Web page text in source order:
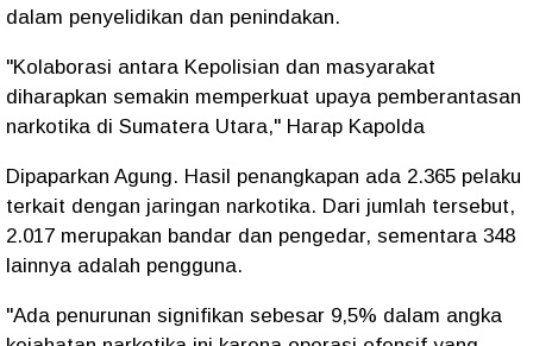
dalam penyelidikan dan penindakan.
"Kolaborasi antara Kepolisian dan masyarakat
diharapkan semakin memperkuat upaya pemberantasan
narkotika di Sumatera Utara," Harap Kapolda
Dipaparkan Agung. Hasil penangkapan ada 2.365 pelaku
terkait dengan jaringan narkotika. Dari jumlah tersebut,
2.017 merupakan bandar dan pengedar, sementara 348
lainnya adalah pengguna.
"Ada penurunan signifikan sebesar 9,5% dalam angka